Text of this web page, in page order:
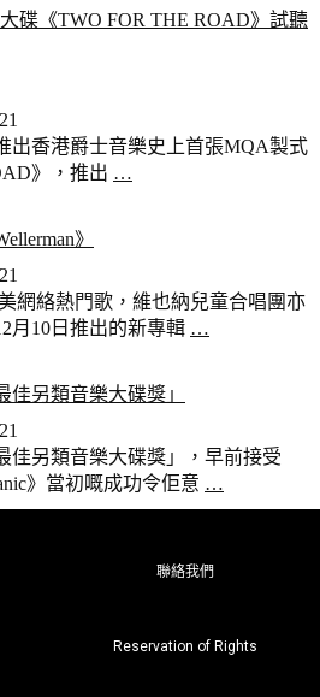
碟《TWO FOR THE ROAD》試聽
出香港爵士音樂史上首張MQA製式
》，推出 …
》
網絡熱門歌，維也納兒童合唱團亦
月10日推出的新專輯 …
佳另類音樂大碟獎」
佳另類音樂大碟獎」，早前接受
》當初嘅成功令佢意 …
聯絡我們
Reservation of Rights